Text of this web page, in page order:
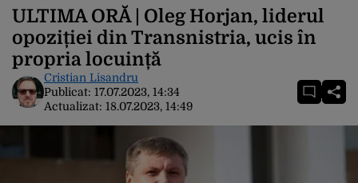
ULTIMA ORĂ | Oleg Horjan, liderul
opoziției din Transnistria, ucis în
propria locuință
Cristian Lisandru
Publicat: 17.07.2023, 14:34
Actualizat: 18.07.2023, 14:49